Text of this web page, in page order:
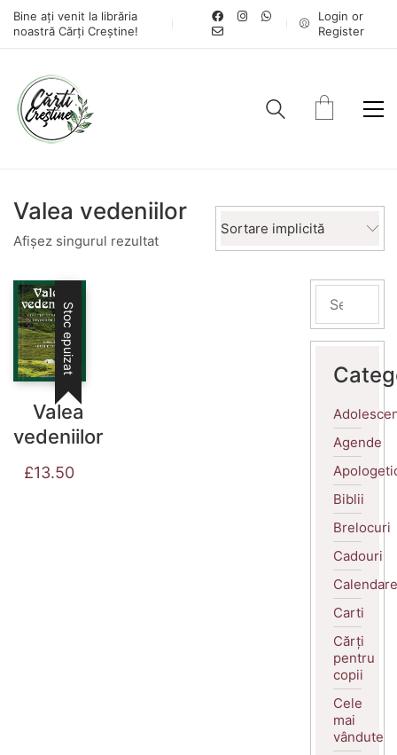
Bine ați venit la librăria
noastră Cărți Creștine!
Login or
Register
Valea vedeniilor
Afișez singurul rezultat
Sortare implicită
Stoc epuizat
Valea
vedeniilor
£13.50
Agende
Biblii
Brelocuri
Cadouri
Calendare
Carti
Cărți
pentru
copii
Cele
mai
vândute